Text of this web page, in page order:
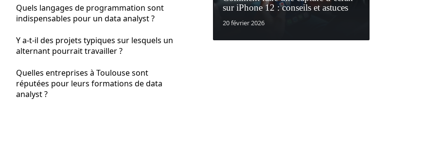
Quels langages de programmation sont
indispensables pour un data analyst ?
Y a-t-il des projets typiques sur lesquels un
alternant pourrait travailler ?
Quelles entreprises à Toulouse sont
réputées pour leurs formations de data
analyst ?
sur iPhone 12 : conseils et astuces
20 février 2026